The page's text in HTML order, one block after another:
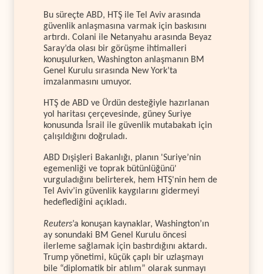
Bu süreçte ABD, HTŞ ile Tel Aviv arasında
güvenlik anlaşmasına varmak için baskısını
artırdı. Colani ile Netanyahu arasında Beyaz
Saray’da olası bir görüşme ihtimalleri
konuşulurken, Washington anlaşmanın BM
Genel Kurulu sırasında New York’ta
imzalanmasını umuyor.
HTŞ de ABD ve Ürdün desteğiyle hazırlanan
yol haritası çerçevesinde, güney Suriye
konusunda İsrail ile güvenlik mutabakatı için
çalışıldığını doğruladı.
ABD Dışişleri Bakanlığı, planın 'Suriye’nin
egemenliği ve toprak bütünlüğünü'
vurguladığını belirterek, hem HTŞ'nin hem de
Tel Aviv’in güvenlik kaygılarını gidermeyi
hedeflediğini açıkladı.
Reuters’a konuşan kaynaklar, Washington’ın
ay sonundaki BM Genel Kurulu öncesi
ilerleme sağlamak için bastırdığını aktardı.
Trump yönetimi, küçük çaplı bir uzlaşmayı
bile “diplomatik bir atılım” olarak sunmayı